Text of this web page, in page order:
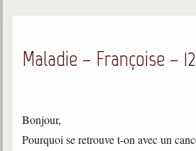
1910-2002
Bibliothèque
Maladie – Françoise –
Bonjour,
Pourquoi se retrouve t-on avec un